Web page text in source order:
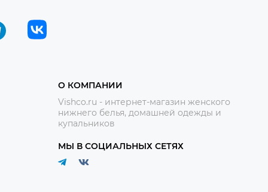
О КОМПАНИИ
Vishco.ru - интернет-магазин женского
нижнего белья, домашней одежды и
купальников
МЫ В СОЦИАЛЬНЫХ СЕТЯХ